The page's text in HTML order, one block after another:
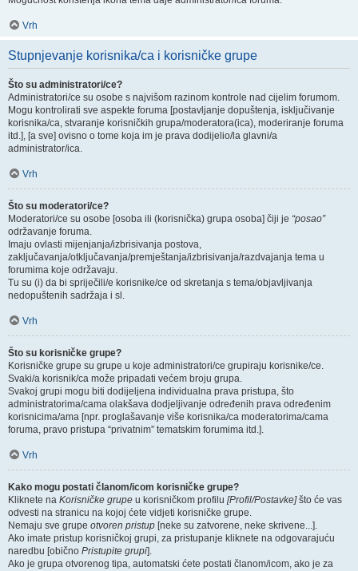
Vrh
Stupnjevanje korisnika/ca i korisničke grupe
Što su administratori/ce?
Administratori/ce su osobe s najvišom razinom kontrole nad cijelim forumom.
Mogu kontrolirati sve aspekte foruma [postavljanje dopuštenja, isključivanje
korisnika/ca, stvaranje korisničkih grupa/moderatora(ica), moderiranje foruma
itd.], [a sve] ovisno o tome koja im je prava dodijelio/la glavni/a
administrator/ica.
Vrh
Što su moderatori/ce?
Moderatori/ce su osobe [osoba ili (korisnička) grupa osoba] čiji je “posao”
održavanje foruma.
Imaju ovlasti mijenjanja/izbrisivanja postova,
zaključavanja/otključavanja/premještanja/izbrisivanja/razdvajanja tema u
forumima koje održavaju.
Tu su (i) da bi spriječili/e korisnike/ce od skretanja s tema/objavljivanja
nedopuštenih sadržaja i sl.
Vrh
Što su korisničke grupe?
Korisničke grupe su grupe u koje administratori/ce grupiraju korisnike/ce.
Svaki/a korisnik/ca može pripadati većem broju grupa.
Svakoj grupi mogu biti dodijeljena individualna prava pristupa, što
administratorima/cama olakšava dodjeljivanje određenih prava određenim
korisnicima/ama [npr. proglašavanje više korisnika/ca moderatorima/cama
foruma, pravo pristupa “privatnim” tematskim forumima itd.].
Vrh
Kako mogu postati članom/icom korisničke grupe?
Kliknete na Korisničke grupe u korisničkom profilu [Profil/Postavke]što će vas
odvesti na stranicu na kojoj ćete vidjeti korisničke grupe.
Nemaju sve grupe otvoren pristup [neke su zatvorene, neke skrivene...].
Ako imate pristup korisničkoj grupi, za pristupanje kliknete na odgovarajuću
naredbu [obično Pristupite grupi].
Ako je grupa otvorenog tipa, automatski ćete postati članom/icom, ako je za